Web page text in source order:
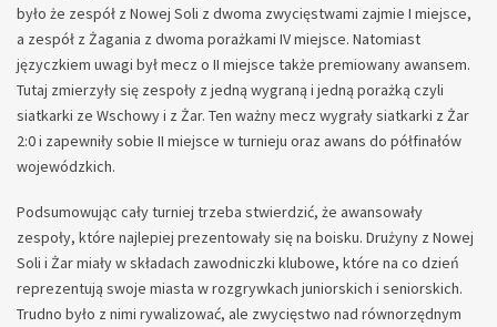
było że zespół z Nowej Soli z dwoma zwycięstwami zajmie I miejsce,
a zespół z Żagania z dwoma porażkami IV miejsce. Natomiast
języczkiem uwagi był mecz o II miejsce także premiowany awansem.
Tutaj zmierzyły się zespoły z jedną wygraną i jedną porażką czyli
siatkarki ze Wschowy i z Żar. Ten ważny mecz wygrały siatkarki z Żar
2:0 i zapewniły sobie II miejsce w turnieju oraz awans do półfinałów
wojewódzkich.
Podsumowując cały turniej trzeba stwierdzić, że awansowały
zespoły, które najlepiej prezentowały się na boisku. Drużyny z Nowej
Soli i Żar miały w składach zawodniczki klubowe, które na co dzień
reprezentują swoje miasta w rozgrywkach juniorskich i seniorskich.
Trudno było z nimi rywalizować, ale zwycięstwo nad równorzędnym